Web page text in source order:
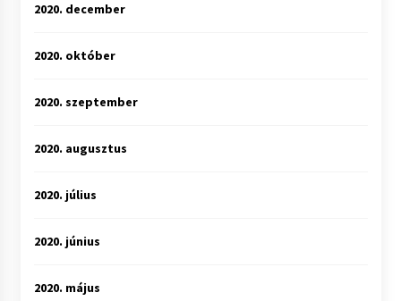
2020. december
2020. október
2020. szeptember
2020. augusztus
2020. július
2020. június
2020. május